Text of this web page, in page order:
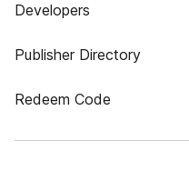
Developers
Publisher Directory
Redeem Code